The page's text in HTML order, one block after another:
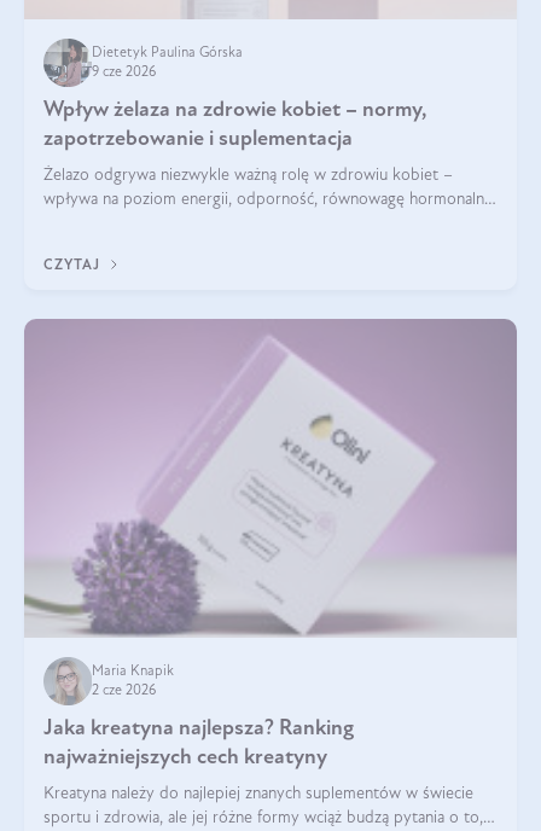
Dietetyk Paulina Górska
9 cze 2026
Wpływ żelaza na zdrowie kobiet – normy,
zapotrzebowanie i suplementacja
Żelazo odgrywa niezwykle ważną rolę w zdrowiu kobiet –
wpływa na poziom energii, odporność, równowagę hormonalną
zawrotów głowy czy problemów z
CZYTAJ
Maria Knapik
2 cze 2026
Jaka kreatyna najlepsza? Ranking
najważniejszych cech kreatyny
Kreatyna należy do najlepiej znanych suplementów w świecie
sportu i zdrowia, ale jej różne formy wciąż budzą pytania o to,